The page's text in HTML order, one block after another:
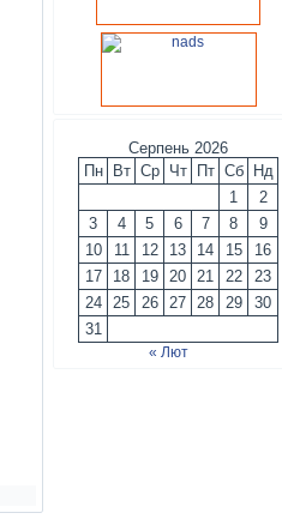
Серпень 2026
Пн
Вт Ср Чт Пт Сб
Нд
1
2
3
4 5 6 7 8
9
10
11 12 13 14 15
16
17
18 19 20 21 22
23
24
25 26 27 28 29
30
31
« Лют